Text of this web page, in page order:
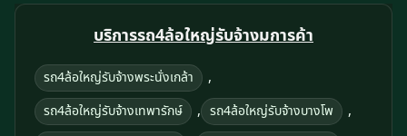
บริการรถ4ล้อใหญ่รับจ้างมการค้า
รถ4ล้อใหญ่รับจ้างพระนั่งเกล้า ,
รถ4ล้อใหญ่รับจ้างเทพารักษ์ , รถ4ล้อใหญ่รับจ้างบางโพ ,